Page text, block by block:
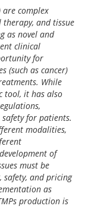
are complex
therapy, and tissue
as novel and
clinical
for
(such as cancer)
While
tool, it has also
for patients.
modalities,
of
must be
and pricing
as
production is